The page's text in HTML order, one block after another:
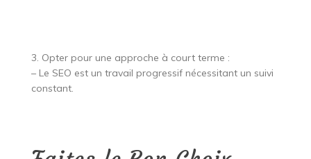
3. Opter pour une approche à court terme :
– Le SEO est un travail progressif nécessitant un suivi
constant.